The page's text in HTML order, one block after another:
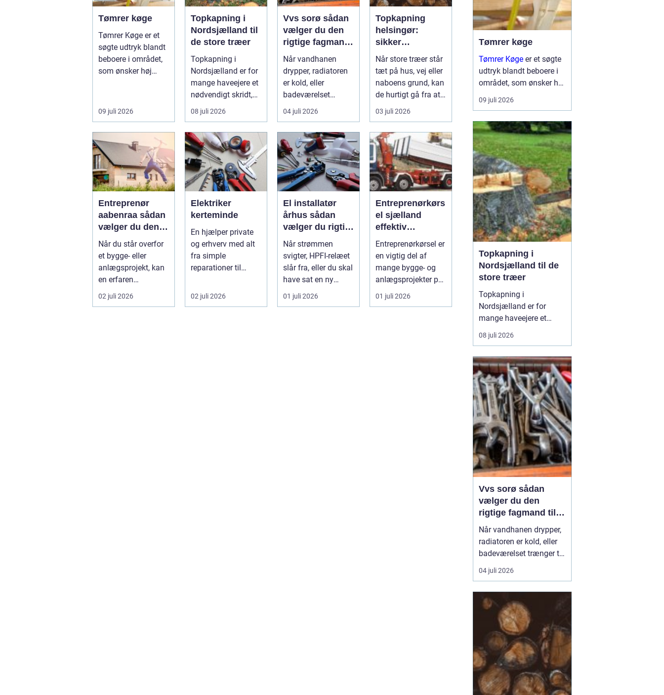
Tømrer køge
Tømrer Køge er et
søgte udtryk blandt
beboere i området,
som ønsker høj
ge...
09 juli 2026
Topkapning i
Nordsjælland til
de store træer
Topkapning i
Nordsjælland er for
mange haveejere et
nødvendigt skridt,
når store ...
08 juli 2026
Vvs sorø sådan
vælger du den
rigtige fagmand
til vand, varme
og energi
Når vandhanen
drypper, radiatoren
er kold, eller
badeværelset
trænger til en
gennemgribende
renoveri...
04 juli 2026
Topkapning
helsingør:
sikker
nedtagning af
store og
besværlige
træer
Når store træer står
tæt på hus, vej eller
naboens grund, kan
de hurtigt gå fra at
være smukke til a...
03 juli 2026
Entreprenør
aabenraa sådan
vælger du den
rette til dit
projekt
Når du står overfor
et bygge- eller
anlægsprojekt, kan
en erfaren
entreprenør
Aabenraa være
02 juli 2026
Elektriker
kerteminde
En hjælper private
og erhverv med alt
fra simple
reparationer til
elinstallationer. Når
s...
02 juli 2026
El installatør
århus sådan
vælger du rigtigt
første gang
Når strømmen
svigter, HPFI-relæet
slår fra, eller du skal
have sat en ny
varmepumpe op, er
en profes...
01 juli 2026
Entreprenørkørs
el sjælland
effektiv
transport til
bygge- og
anlægsopgaver
Entreprenørkørsel er
en vigtig del af
mange bygge- og
anlægsprojekter på
Sjælland. Når jord
skal fly...
01 juli 2026
Tømrer køge
Tømrer Køge er et søgte
udtryk blandt beboere i
området, som ønsker høj
kvalitet, troværdighed og
gennemført håndværk til
renoveringsopgaver.
Mange husejere i køge
står med drømme om
nyt...
09 juli 2026
Topkapning i
Nordsjælland til de
store træer
Topkapning i
Nordsjælland er for
mange haveejere et
nødvendigt skridt, når
store træer skaber
fare for skader på huse
og haver. Mange træer i
området er gamle, høje
og placeret ...
08 juli 2026
Vvs sorø sådan
vælger du den
rigtige fagmand til
vand, varme og
energi
Når vandhanen drypper,
radiatoren er kold, eller
badeværelset trænger til
en gennemgribende
renovering, kan det
bøvlet, hvis arbejdet ikke
bliver gjort rigtigt første
gang. Derfor giver det
god mening at bruge en
lokal, aut...
04 juli 2026